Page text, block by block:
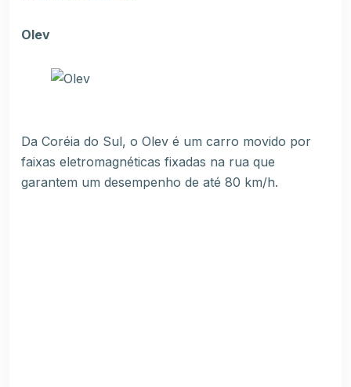
Olev
Da Coréia do Sul, o Olev é um carro movido por
faixas eletromagnéticas fixadas na rua que
garantem um desempenho de até 80 km/h.